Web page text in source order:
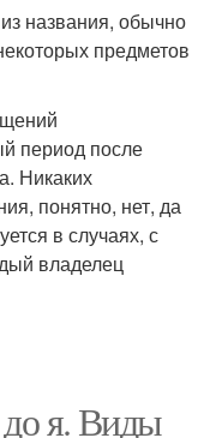
названия, обычно
предметов
период после
Никаких
понятно, нет, да
в случаях, с
владелец
я. Виды